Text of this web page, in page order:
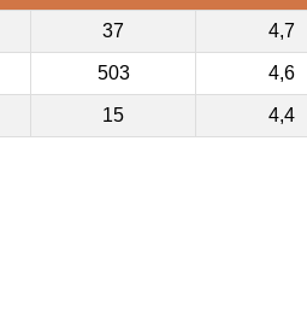
37 4,7
503 4,6
15 4,4